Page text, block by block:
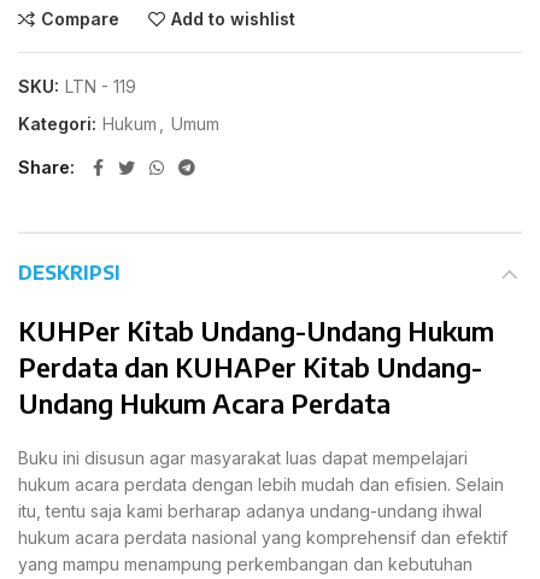
Compare Add to wishlist
SKU: LTN - 119
Kategori: Hukum Umum
Share
DESKRIPSI
KUHPer Kitab Undang-Undang Hukum
Perdata dan KUHAPer Kitab Undang-
Undang Hukum Acara Perdata
Buku ini disusun agar masyarakat luas dapat mempelajari
hukum acara perdata dengan lebih mudah dan efisien. Selain
itu, tentu saja kami berharap adanya undang-undang ihwal
hukum acara perdata nasional yang komprehensif dan efektif
yang mampu menampung perkembangan dan kebutuhan